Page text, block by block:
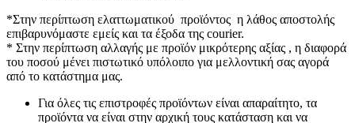
*Στην περίπτωση ελαττωματικού προϊόντος η λάθος αποστολής
επιβαρυνόμαστε εμείς και τα έξοδα της courier.
* Στην περίπτωση αλλαγής με προϊόν μικρότερης αξίας , η διαφορά
του ποσού μένει πιστωτικό υπόλοιπο για μελλοντική σας αγορά
από το κατάστημα μας.
Για όλες τις επιστροφές προϊόντων είναι απαραίτητο, τα
προϊόντα να είναι στην αρχική τους κατάσταση και να